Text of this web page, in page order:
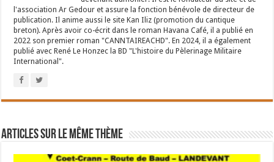
l'association Ar Gedour et assure la fonction bénévole de directeur de
publication. Il anime aussi le site Kan Iliz (promotion du cantique
breton). Après avoir co-écrit dans le roman Havana Café, il a publié en
2022 son premier roman "CANNTAIREACHD". En 2024, il a également
publié avec René Le Honzec la BD "L'histoire du Pèlerinage Militaire
International".
Articles sur le même thème